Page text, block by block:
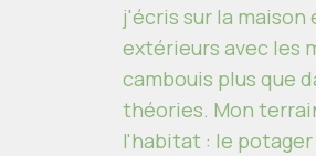
j'écris sur la maison
extérieurs avec les
cambouis plus que
théories. Mon
l'habitat : le